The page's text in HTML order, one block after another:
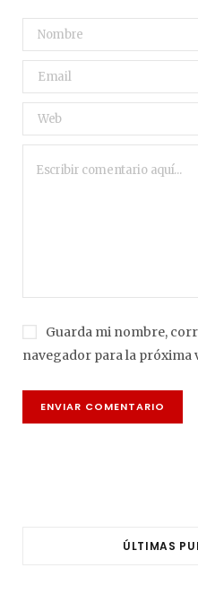
Guarda mi nombre,
navegador para la próxima
ÚLTIMAS